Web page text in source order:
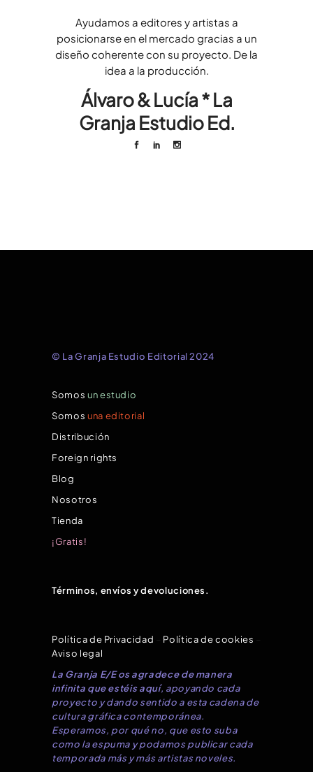
Ayudamos a editores y artistas a
posicionarse en el mercado gracias a un
diseño coherente con su proyecto. De la
idea a la producción.
Álvaro & Lucía * La
Granja Estudio Ed.
© La Granja Estudio Editorial 2024
Somos un estudio
Somos una editorial
Distribución
Foreign rights
Blog
Nosotros
Tienda
¡Gratis!
Términos, envíos y devoluciones.
Política de Privacidad Política de cookies
Aviso legal
La Granja E/E os agradece de manera
infinita que estéis aquí, apoyando cada
proyecto y dando sentido a esta cadena de
cultura gráfica contemporánea.
Esperamos, por qué no, que esto suba
como la espuma y podamos publicar cada
temporada más y más artistas noveles.